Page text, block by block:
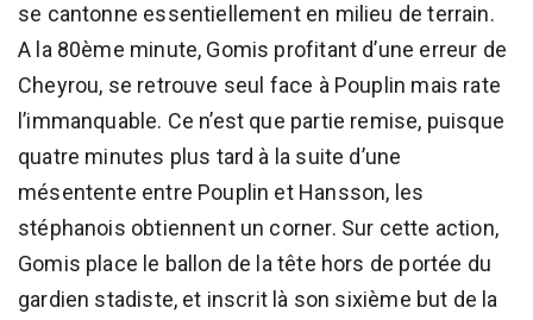
se cantonne essentiellement en milieu de terrain.
A la 80ème minute, Gomis profitant d’une erreur de
Cheyrou, se retrouve seul face à Pouplin mais rate
l’immanquable. Ce n’est que partie remise, puisque
quatre minutes plus tard à la suite d’une
mésentente entre Pouplin et Hansson, les
stéphanois obtiennent un corner. Sur cette action,
Gomis place le ballon de la tête hors de portée du
gardien stadiste, et inscrit là son sixième but de la